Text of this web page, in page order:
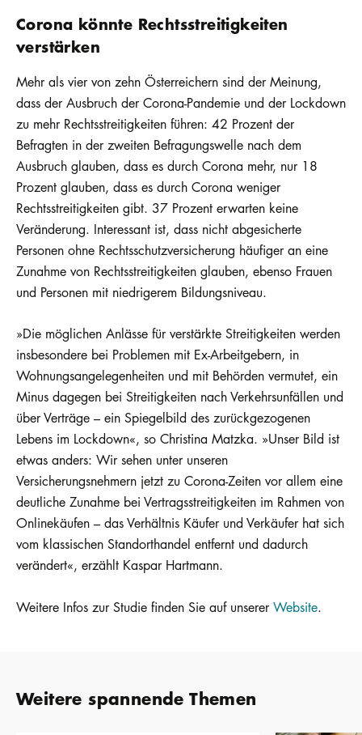
Corona könnte Rechtsstreitigkeiten
verstärken
Mehr als vier von zehn Österreichern sind der Meinung,
dass der Ausbruch der Corona-Pandemie und der Lockdown
zu mehr Rechtsstreitigkeiten führen: 42 Prozent der
Befragten in der zweiten Befragungswelle nach dem
Ausbruch glauben, dass es durch Corona mehr, nur 18
Prozent glauben, dass es durch Corona weniger
Rechtsstreitigkeiten gibt. 37 Prozent erwarten keine
Veränderung. Interessant ist, dass nicht abgesicherte
Personen ohne Rechtsschutzversicherung häufiger an eine
Zunahme von Rechtsstreitigkeiten glauben, ebenso Frauen
und Personen mit niedrigerem Bildungsniveau.
»Die möglichen Anlässe für verstärkte Streitigkeiten werden
insbesondere bei Problemen mit Ex-Arbeitgebern, in
Wohnungsangelegenheiten und mit Behörden vermutet, ein
Minus dagegen bei Streitigkeiten nach Verkehrsunfällen und
über Verträge – ein Spiegelbild des zurückgezogenen
Lebens im Lockdown«, so Christina Matzka. »Unser Bild ist
etwas anders: Wir sehen unter unseren
Versicherungsnehmern jetzt zu Corona-Zeiten vor allem eine
deutliche Zunahme bei Vertragsstreitigkeiten im Rahmen von
Onlinekäufen – das Verhältnis Käufer und Verkäufer hat sich
vom klassischen Standorthandel entfernt und dadurch
verändert«, erzählt Kaspar Hartmann.
Weitere Infos zur Studie finden Sie auf unserer Website.
Weitere spannende Themen